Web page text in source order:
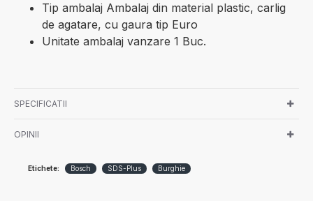
Tip ambalaj Ambalaj din material plastic, carlig
de agatare, cu gaura tip Euro
Unitate ambalaj vanzare 1 Buc.
SPECIFICATII
OPINII
Etichete: Bosch SDS-Plus Burghie